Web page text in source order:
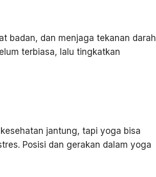
badan, dan menjaga tekanan darah
terbiasa, lalu tingkatkan
jantung, tapi yoga bisa
Posisi dan gerakan dalam yoga